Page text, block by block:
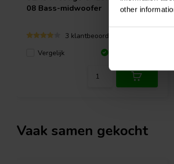
other
08 Bass-midwoofer
3 klantbeoordelingen
Vergelijk
Vaak samen gekocht